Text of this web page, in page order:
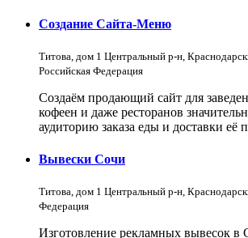
Создание Сайта-Меню
Титова, дом 1 Центральный р-н,
Российская Федерация
Создаём продающий сайт для
кофеен и даже ресторанов
аудиторию заказа еды и доставки её
Вывески Сочи
Титова, дом 1 Центральный р-н,
Федерация
Изготовление рекламных вывесок в